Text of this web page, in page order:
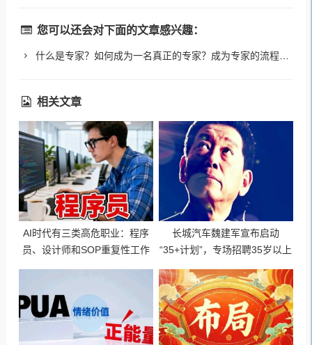
您可以还会对下面的文章感兴趣：
什么是专家？如何成为一名真正的专家？成为专家的流程步骤有哪些？
相关文章
AI时代有三类高危职业：程序
员、设计师和SOP重复性工作
者（如客服、法律岗）
长城汽车魏建军宣布启动
“35+计划”，专场招聘35岁以上
人才